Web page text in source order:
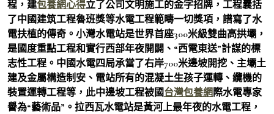
程，建包養網心得立了公司文明施工的金字招牌，工程囊括
了中國建筑工程魯班獎等水電工程範疇一切獎項，譜寫了水
電扶植的傳奇。小灣水電站是世界首座300米級雙曲高拱壩，
是國度重點工程和實行西部年夜開闢、“西電東送”計謀的標
志性工程。中國水電四局承當了右岸700米邊坡開挖、主壩土
建及金屬構造制安、電站所有的混凝土生孩子運轉、纜機的
裝置運轉工程等，此中邊坡工程被國台灣包養網 際水電專家
譽為“藝術品”。拉西瓦水電站是黃河上最年夜的水電工程，